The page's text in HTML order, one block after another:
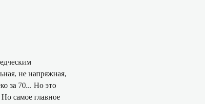
не напряжная,
самое главное